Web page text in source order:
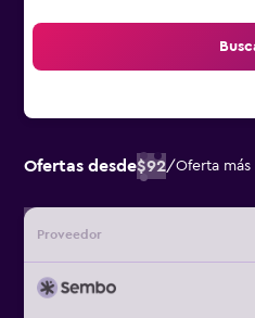
Ofertas desde$92/Oferta
Proveedor